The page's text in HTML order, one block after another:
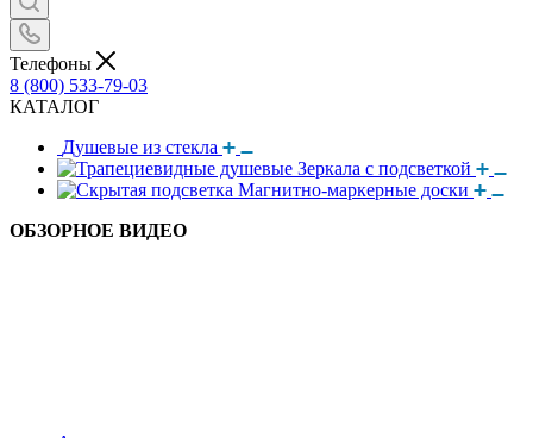
Телефоны
8 (800) 533-79-03
КАТАЛОГ
Душевые из стекла
Зеркала с подсветкой
Магнитно-маркерные доски
ОБЗОРНОЕ ВИДЕО